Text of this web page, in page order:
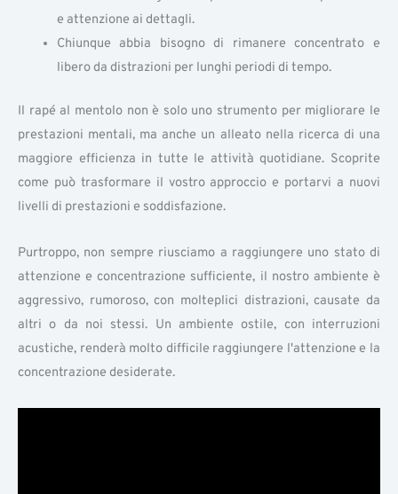
e attenzione ai dettagli.
Chiunque abbia bisogno di rimanere concentrato e
libero da distrazioni per lunghi periodi di tempo.
Il rapé al mentolo non è solo uno strumento per migliorare le
prestazioni mentali, ma anche un alleato nella ricerca di una
maggiore efficienza in tutte le attività quotidiane. Scoprite
come può trasformare il vostro approccio e portarvi a nuovi
livelli di prestazioni e soddisfazione.
Purtroppo, non sempre riusciamo a raggiungere uno stato di
attenzione e concentrazione sufficiente, il nostro ambiente è
aggressivo, rumoroso, con molteplici distrazioni, causate da
altri o da noi stessi. Un ambiente ostile, con interruzioni
acustiche, renderà molto difficile raggiungere l'attenzione e la
concentrazione desiderate.